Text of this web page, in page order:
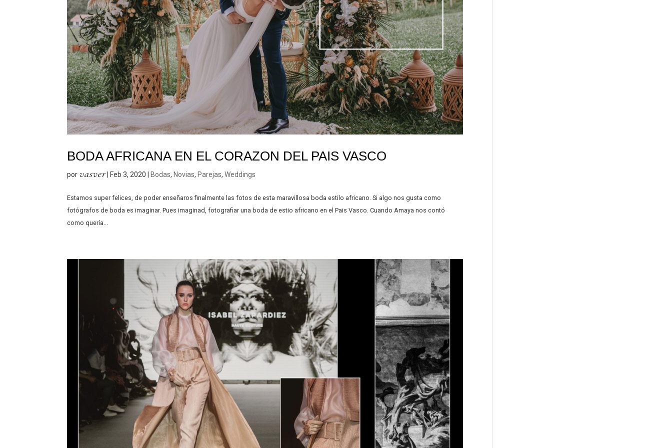
BODA AFRICANA EN EL CORAZON DEL PAIS VASCO
por vasver|Feb 3, 2020 |Bodas,Novias,Parejas,Weddings
Estamos super felices, de poder enseñaros finalmente las fotos de esta maravillosa boda estilo africano. Si algo nos gusta como
fotógrafos de boda es imaginar. Pues imaginad, fotografiar una boda de estio africano en el Pais Vasco. Cuando Amaya nos contó
como quería...